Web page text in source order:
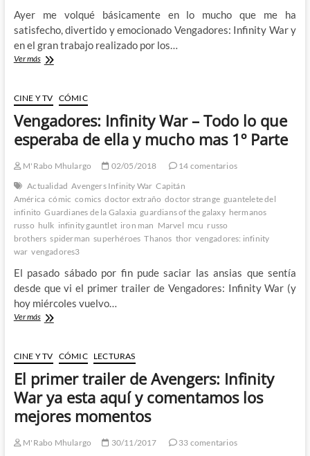
Ayer me volqué básicamente en lo mucho que me ha
satisfecho, divertido y emocionado Vengadores: Infinity War y
en el gran trabajo realizado por los…
Ver másVengadores:
–
Todo
lo
que
esperaba
ella
mucho
CINE Y TV CÓMIC
Vengadores: Infinity War – Todo lo que
esperaba de ella y mucho mas 1º Parte
M'Rabo Mhulargo 02/05/2018
14 comentarios
Actualidad Avengers Infinity War Capitán
América cómic comics doctor extraño doctor strange guantelete del
infinito Guardianes de la Galaxia guardians of the galaxy hermanos
russo hulk infinity gauntlet iron man Marvel mcu russo
brothers spiderman superhéroes Thanos thor vengadores: infinity
war vengadores3
El pasado sábado por fin pude saciar las ansias que sentía
desde que vi el primer trailer de Vengadores: Infinity War (y
hoy miércoles vuelvo…
Ver másVengadores:
–
Todo
lo
esperaba
de
y
CINE Y TV CÓMIC LECTURAS
El primer trailer de Avengers: Infinity
War ya esta aquí y comentamos los
mejores momentos
M'Rabo Mhulargo 30/11/2017
33 comentarios